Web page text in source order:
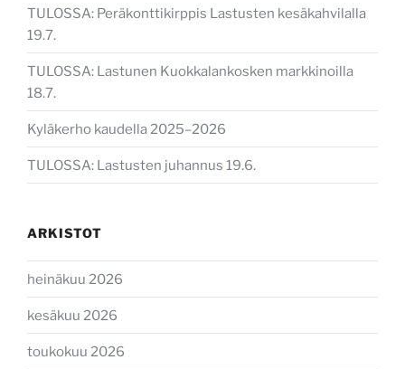
TULOSSA: Peräkonttikirppis Lastusten kesäkahvilalla
19.7.
TULOSSA: Lastunen Kuokkalankosken markkinoilla
18.7.
Kyläkerho kaudella 2025–2026
TULOSSA: Lastusten juhannus 19.6.
ARKISTOT
heinäkuu 2026
kesäkuu 2026
toukokuu 2026